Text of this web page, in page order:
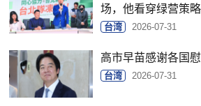
场，他看穿绿营策略
台湾 2026-07-31
高市早苗感谢各国
台湾 2026-07-31